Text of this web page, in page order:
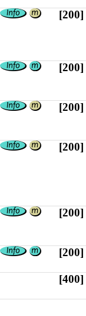
[200]
[200]
[200]
[200]
[200]
[200]
[400]